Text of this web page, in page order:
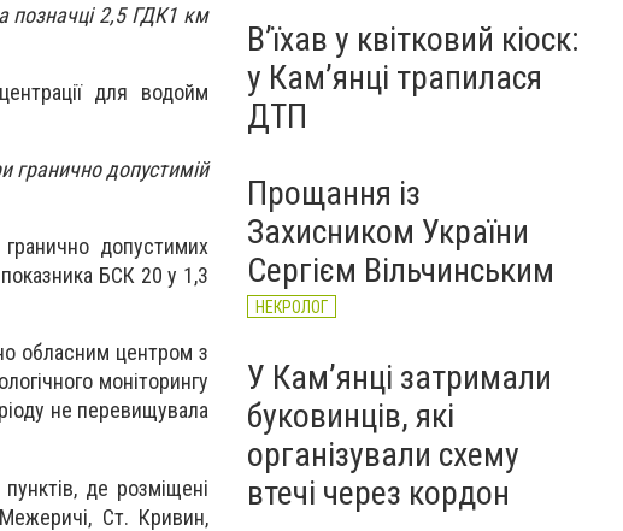
позначці 2,5 ГДК1 км
для водойм
допустимій
допустимих
БСК 20 у 1,3
обласним центром з
моніторингу
не перевищувала
де розміщені
Ст. Кривин,
Вʼїхав у квітковий кіоск:
у Камʼянці трапилася
ДТП
Прощання із
Захисником України
Сергієм Вільчинським
НЕКРОЛОГ
У Кам’янці затримали
буковинців, які
організували схему
втечі через кордон